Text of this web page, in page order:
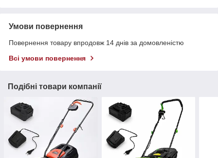
Умови повернення
Повернення товару впродовж 14 днів за домовленістю
Всі умови повернення
Подібні товари компанії